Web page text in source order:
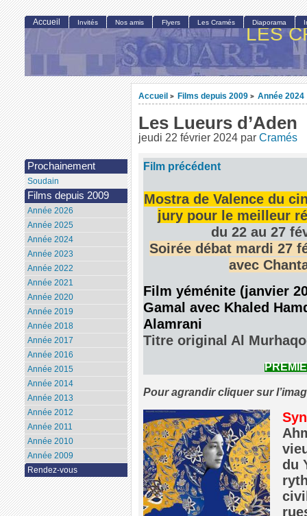
LES
Accueil > Films depuis 2009 > Année 2024
Les Lueurs d’Aden
jeudi 22 février 2024 par Cramés
Film précédent
Mostra de Valence du
jury pour le meilleur
du 22 au 27
Soirée débat mardi 27
avec
Film yéménite (janvier
Gamal avec Khaled
Alamrani
Titre original Al
Pour agrandir cliquer sur
du
Accueil Invités Nos amis Flyers Les Cramés Diaporama
Prochainement
Soudain
Films depuis 2009
Année 2026
Année 2025
Année 2024
Année 2023
Année 2022
Année 2021
Année 2020
Année 2019
Année 2018
Année 2017
Année 2016
Année 2015
Année 2014
Année 2013
Année 2012
Année 2011
Année 2010
Année 2009
Rendez-vous